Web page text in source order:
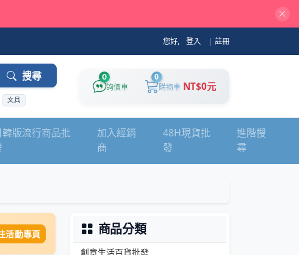
您好, 登入 | 註冊
搜尋
文具
0
詢價車
0
購物車 NT$0元
韓版流行商品批
加入經銷
商
48H現貨批
發
進階搜
尋
活動專頁 商品分類
創意生活百貨批發